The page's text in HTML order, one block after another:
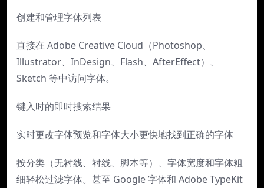
创建和管理字体列表
直接在 Adob​​e Creative Cloud（Photoshop、
Illustrator、InDesign、Flash、AfterEffect）、
Sketch 等中访问字体。
键入时的即时搜索结果
实时更改字体预览和字体大小更快地找到正确的字体
按分类（无衬线、衬线、脚本等）、字体宽度和字体粗
细轻松过滤字体。甚至 Google 字体和 Adob​​e TypeKit